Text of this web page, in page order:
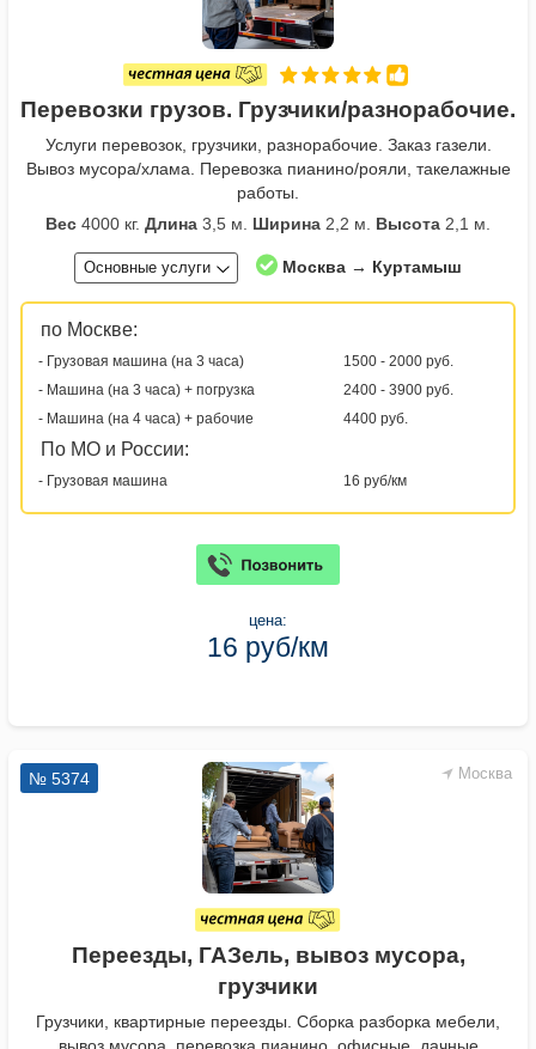
Перевозки грузов. Грузчики/разнорабочие.
Услуги перевозок, грузчики, разнорабочие. Заказ газели.
Вывоз мусора/хлама. Перевозка пианино/рояли, такелажные
работы.
Вес 4000 кг. Длина 3,5 м. Ширина 2,2 м. Высота 2,1 м.
Основные услуги Москва → Куртамыш
по Москве:
- Грузовая машина (на 3 часа)
1500 - 2000 руб.
- Машина (на 3 часа) + погрузка
2400 - 3900 руб.
- Машина (на 4 часа) + рабочие
4400 руб.
По МО и России:
- Грузовая машина 16 руб/км
цена:
16 руб/км
Москва
№ 5374
Переезды, ГАЗель, вывоз мусора,
грузчики
Грузчики, квартирные переезды. Сборка разборка мебели,
вывоз мусора, перевозка пианино, офисные, дачные